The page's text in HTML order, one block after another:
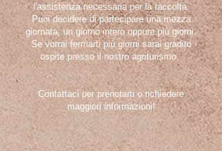
l'assistenza necessaria per la raccolta.
Puoi decidere di partecipare una mezza
giornata, un giorno intero oppure più giorni.
Se vorrai fermarti più giorni sarai gradito
ospitepresso il nostro agriturismo.
Contattaci per prenotarti o richiedere
maggiori informazioni!